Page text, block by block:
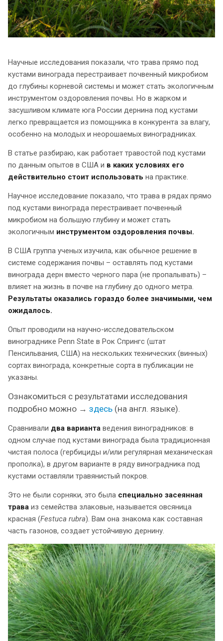
Научные исследования показали, что трава прямо под
кустами винограда перестраивает почвенный микробиом
до глубины корневой системы и может стать экологичным
инструментом оздоровления почвы. Но в жарком и
засушливом климате юга России дернина под кустами
легко превращается из помощника в конкурента за влагу,
особенно на молодых и неорошаемых виноградниках.
В статье разбираю, как работает травостой под кустами
по данным опытов в США и в каких условиях его
действительно стоит использовать на практике.
Научное исследование показало, что трава в рядах прямо
под кустами винограда перестраивает почвенный
микробиом на большую глубину и может стать
экологичным инструментом оздоровления почвы.
В США группа ученых изучила, как обычное решение в
системе содержания почвы – оставлять под кустами
винограда дерн вместо черного пара (не пропалывать) –
влияет на жизнь в почве на глубину до одного метра.
Результаты оказались гораздо более значимыми, чем
ожидалось.
Опыт проводили на научно-исследовательском
винограднике Penn State в Рок Спрингс (штат
Пенсильвания, США) на нескольких технических (винных)
сортах винограда, конкретные сорта в публикации не
указаны.
Ознакомиться с результатами исследования
подробно можно → здесь (на англ. языке).
Сравнивали два варианта ведения виноградников: в
одном случае под кустами винограда была традиционная
чистая полоса (гербициды и/или регулярная механическая
прополка), в другом варианте в ряду виноградника под
кустами оставляли травянистый покров.
Это не были сорняки, это была специально засеянная
трава из семейства злаковые, называется овсяница
красная (Festuca rubra). Вам она знакома как составная
часть газонов, создает устойчивую дернину.